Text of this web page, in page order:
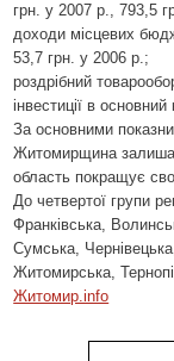
грн. у 2007 р., 793,5
доходи місцевих
53,7 грн. у 2006 р.;
роздрібний
інвестиції в
За основними
Житомирщина
область покращує
До четвертої групи
Франківська,
Сумська,
Житомирська,
Житомир.info